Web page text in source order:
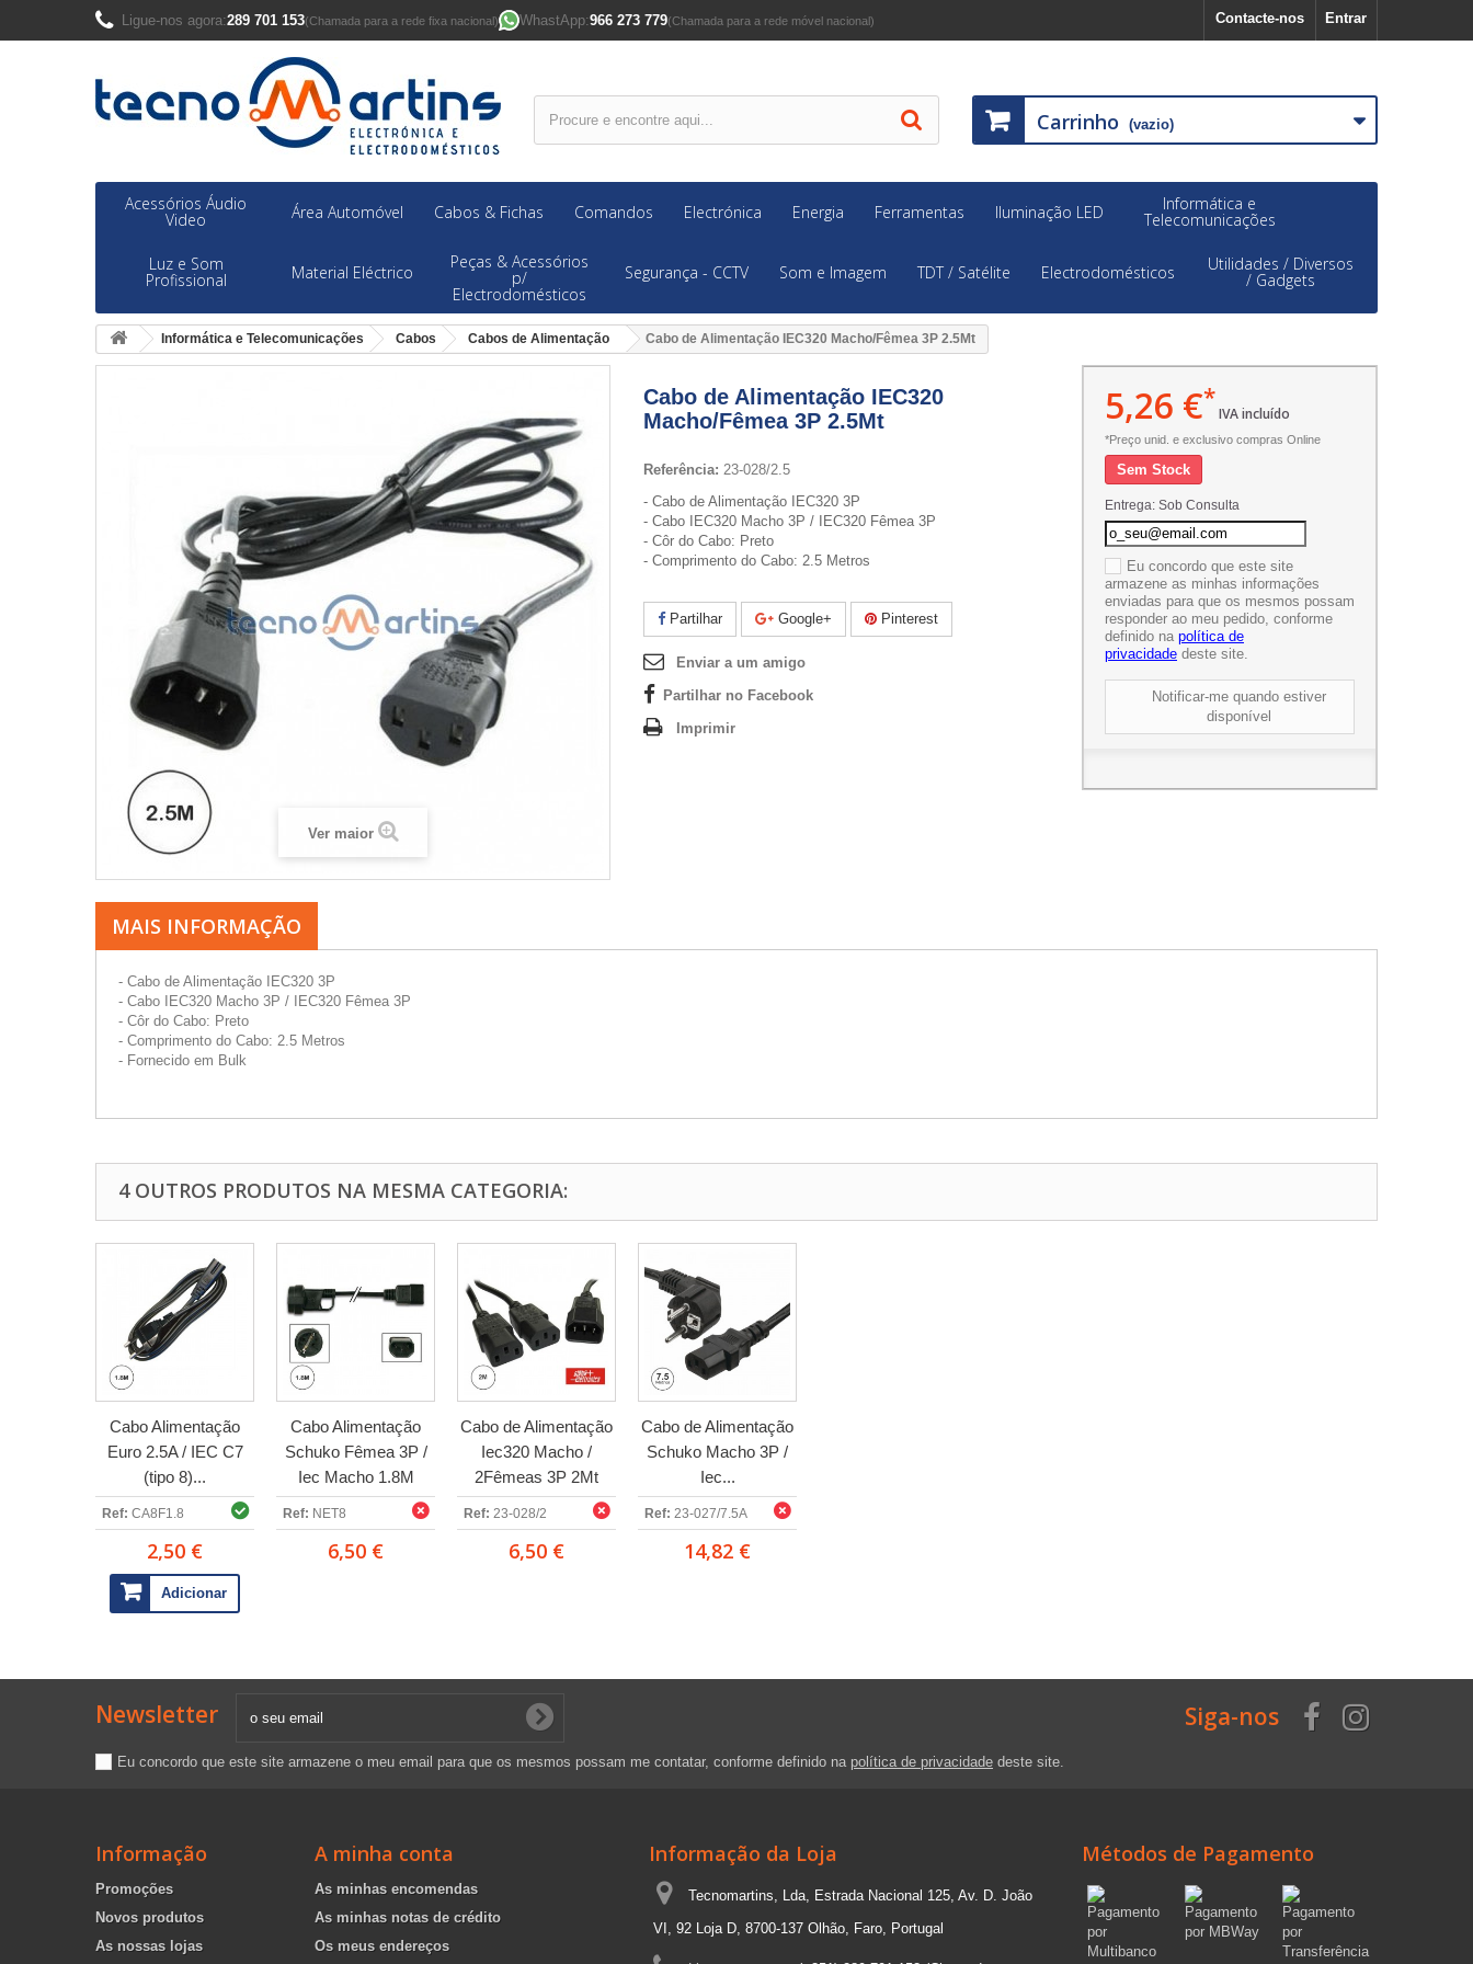
Entrar
Contacte-nos
Ligue-nos agora:289 701 153(Chamada para a rede fixa nacional) WhastApp:966 273 779(Chamada para a rede móvel nacional)
Carrinho (vazio)
Acessórios Áudio
Video Área Automóvel Cabos & Fichas Comandos Electrónica Energia Ferramentas Iluminação LED Informática e
Telecomunicações
Luz e Som
Profissional Material Eléctrico
Peças & Acessórios
p/
Electrodomésticos
Segurança - CCTV Som e Imagem TDT / Satélite Electrodomésticos Utilidades / Diversos
/ Gadgets
Informática e Telecomunicações Cabos Cabos de Alimentação Cabo de Alimentação IEC320 Macho/Fêmea 3P 2.5Mt
Ver maior
Cabo de Alimentação IEC320
Macho/Fêmea 3P 2.5Mt
Referência: 23-028/2.5
- Cabo de Alimentação IEC320 3P
- Cabo IEC320 Macho 3P / IEC320 Fêmea 3P
- Côr do Cabo: Preto
- Comprimento do Cabo: 2.5 Metros
Partilhar Google+ Pinterest
Enviar a um amigo
Partilhar no Facebook
Imprimir
5,26 €*
IVA incluído
*Preço unid. e exclusivo compras Online
Sem Stock
Entrega: Sob Consulta
Eu concordo que este site
armazene as minhas informações
enviadas para que os mesmos possam
responder ao meu pedido, conforme
definido na política de
privacidadedeste site.
Notificar-me quando estiver
disponível
MAIS INFORMAÇÃO
- Cabo de Alimentação IEC320 3P
- Cabo IEC320 Macho 3P / IEC320 Fêmea 3P
- Côr do Cabo: Preto
- Comprimento do Cabo: 2.5 Metros
- Fornecido em Bulk
4 OUTROS PRODUTOS NA MESMA CATEGORIA:
Cabo Alimentação
Euro 2.5A / IEC C7
(tipo 8)...
Ref: CA8F1.8
2,50 €
Adicionar
Cabo Alimentação
Schuko Fêmea 3P /
Iec Macho 1.8M
Ref: NET8
6,50 €
Cabo de Alimentação
Iec320 Macho /
2Fêmeas 3P 2Mt
Ref: 23-028/2
6,50 €
Cabo de Alimentação
Schuko Macho 3P /
Iec...
Ref: 23-027/7.5A
14,82 €
Newsletter
Eu concordo que este site armazene o meu email para que os mesmos possam me contatar, conforme definido na política de privacidade deste site.
Siga-nos
Informação
Promoções
Novos produtos
As nossas lojas
A minha conta
As minhas encomendas
As minhas notas de crédito
Os meus endereços
Informação da Loja
Tecnomartins, Lda, Estrada Nacional 125, Av. D. João
VI, 92 Loja D, 8700-137 Olhão, Faro, Portugal
Métodos de Pagamento